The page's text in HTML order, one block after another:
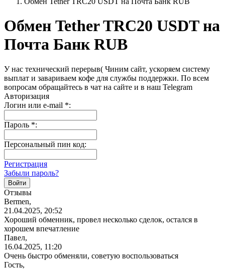
Обмен Tether TRC20 USDT на
Почта Банк RUB
У нас технический перерыв( Чиним сайт, ускоряем систему
выплат и завариваем кофе для службы поддержки. По всем
вопросам обращайтесь в чат на сайте и в наш Telegram
Авторизация
Логин или e-mail *:
Пароль *:
Персональный пин код:
Регистрация
Забыли пароль?
Отзывы
Bermen,
21.04.2025, 20:52
Хороший обменник, провел несколько сделок, остался в
хорошем впечатление
Павел,
16.04.2025, 11:20
Очень быстро обменяли, советую воспользоваться
Гость,